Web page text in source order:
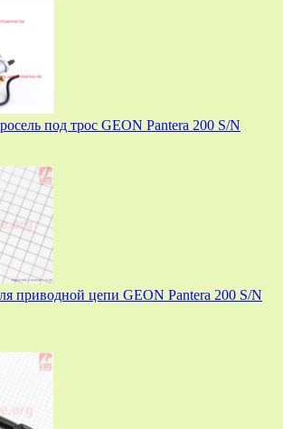
под трос GEON Pantera 200 S/N
приводной цепи GEON Pantera 200 S/N